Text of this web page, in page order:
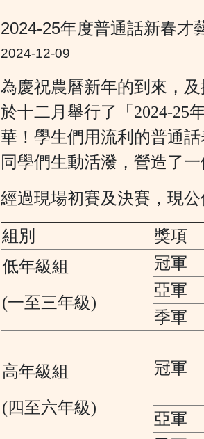
2024-25年度普通話新春才
2024-12-09
為慶祝農曆新年的到來 ，
於十二月舉行了「2024-25
華 ！ 學生們用流利的普通
同學們生動活潑 ， 營造了
經過現場初賽及決賽，現
組別
獎項
低年級組
(一至三年級)
冠軍
亞軍
季軍
高年級組
(四至六年級)
冠軍
亞軍